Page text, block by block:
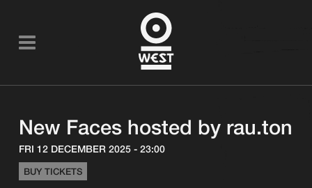
New Faces hosted by rau.ton
FRI 12 DECEMBER 2025 - 23:00
BUY TICKETS